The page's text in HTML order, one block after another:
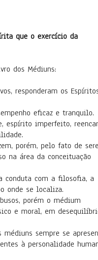
que o exercício da
dos Médiuns:
responderam os
eficaz e tranquilo.
imperfeito,
porém, pelo fato de
na área da conceituação
com a filosofia, a
onde se localiza.
porém o médium
e moral, em
sempre se
à personalidade